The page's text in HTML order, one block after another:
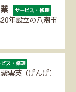
業 サービス・修理
年設立の八潮市
ビス・修理
雲英（げんげ）